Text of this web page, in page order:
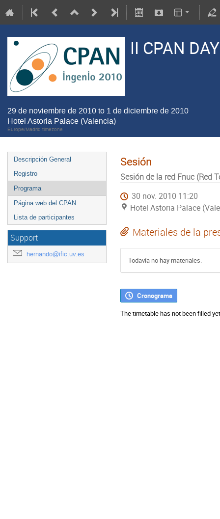
II CPAN
29 de noviembre de 2010 to 1 de diciembre de 2010
Hotel Astoria Palace (Valencia)
Europe/Madrid timezone
Descripción General
Registro
Programa
Página web del CPAN
Lista de participantes
Support
hernando@ific.uv.es
Sesión
Sesión de la red Fnuc (Red
30 nov. 2010 11:20
Hotel Astoria Palace
Materiales de la
Todavía no hay materiales.
Cronograma
The timetable has not been filled